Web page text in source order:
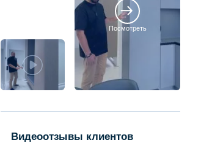
Посмотреть
Видеоотзывы клиентов